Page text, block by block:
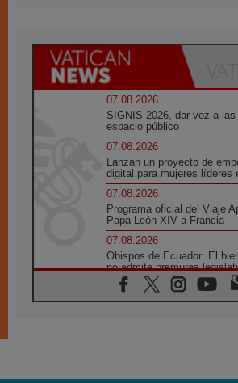
07.08.2026
SIGNIS 2026, dar voz a
espacio público
07.08.2026
Lanzan un proyecto de
digital para mujeres líderes
07.08.2026
Programa oficial del Viaje
Papa León XIV a Francia
07.08.2026
Obispos de Ecuador: El
no admite premuras
06.08.2026
Cardenal Parolin: La paz